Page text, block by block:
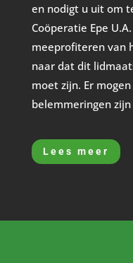
en nodigt u uit om
Coöperatie Epe
meeprofiteren van
naar dat dit
moet zijn. Er
belemmeringen
Lees meer